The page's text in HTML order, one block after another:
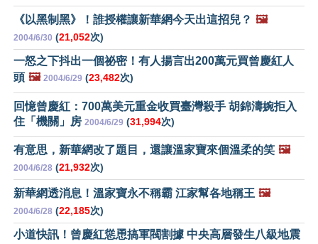
《以黑制黑》！誰授權讓新華網今天出這招兒？ 🖼️
2004/6/30 (21,052次)
一怒之下抖出一個祕密！有人揚言出200萬元買曾慶紅人
頭 🖼️ 2004/6/29 (23,482次)
回憶曾慶紅：700萬美元重金收買臺灣殺手 胡錦濤婉拒入
住「機關」房 2004/6/29 (31,994次)
有意思，新華網改了題目，還讓溫家寶來個溫柔的笑 🖼️
2004/6/28 (21,932次)
新華網透消息！溫家寶永不稱霸 江家幫各地稱王 🖼️
2004/6/28 (22,185次)
小道快訊！曾慶紅慫恿搞軍閥割據 中央高層發生八級地震